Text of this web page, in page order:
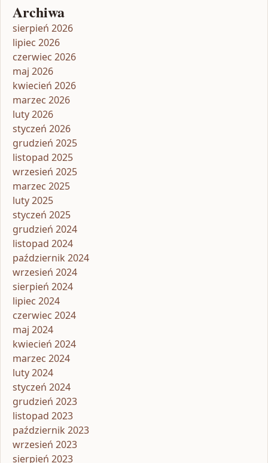
Archiwa
sierpień 2026
lipiec 2026
czerwiec 2026
maj 2026
kwiecień 2026
marzec 2026
luty 2026
styczeń 2026
grudzień 2025
listopad 2025
wrzesień 2025
marzec 2025
luty 2025
styczeń 2025
grudzień 2024
listopad 2024
październik 2024
wrzesień 2024
sierpień 2024
lipiec 2024
czerwiec 2024
maj 2024
kwiecień 2024
marzec 2024
luty 2024
styczeń 2024
grudzień 2023
listopad 2023
październik 2023
wrzesień 2023
sierpień 2023